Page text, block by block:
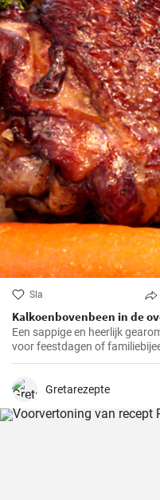
Sla
Kalkoenbovenbeen in de
Een sappige en heerlijk
voor feestdagen of
met zijn unieke smaak en
Gretarezepte